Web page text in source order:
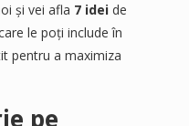
și vei afla 7 ideide
le poți include în
pentru a maximiza
pe